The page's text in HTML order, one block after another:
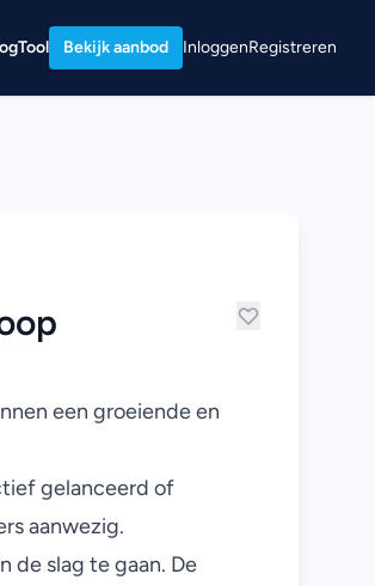
Tool Bekijk aanbod InloggenRegistreren
een groeiende en
gelanceerd of
aanwezig.
de slag te gaan. De